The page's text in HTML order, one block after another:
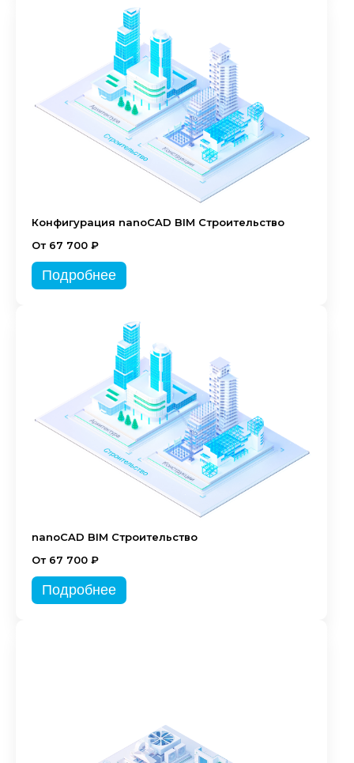
Конфигурация nanoCAD BIM Строительство
От 67 700 ₽
Подробнее
nanoCAD BIM Строительство
От 67 700 ₽
Подробнее